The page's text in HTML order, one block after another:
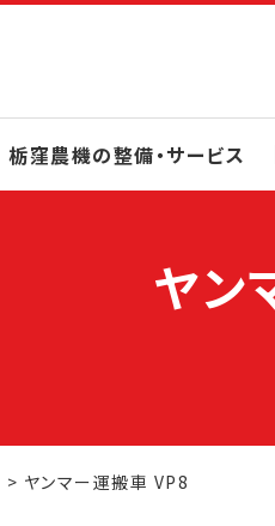
栃窪農機の整備・サービス
ヤン
> ヤンマー運搬車 VP8